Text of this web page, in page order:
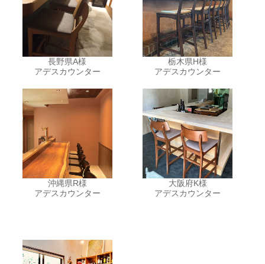
長野県A様
アデスカウンター
栃木県H様
アデスカウンター
沖縄県R様
アデスカウンター
大阪府K様
アデスカウンター